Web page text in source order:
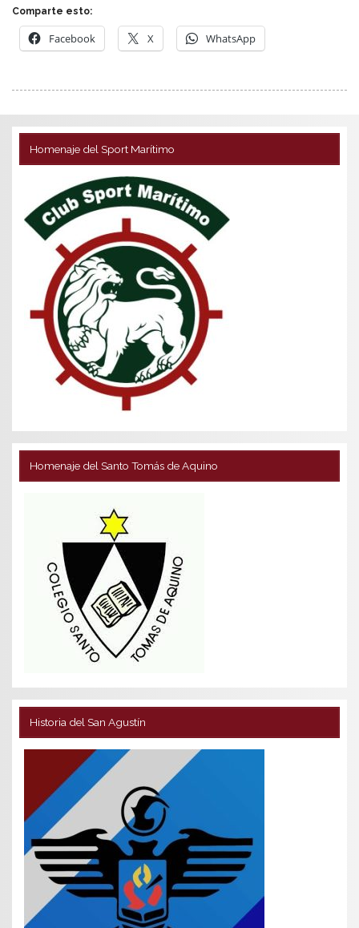
Comparte esto:
Facebook X WhatsApp
Homenaje del Sport Marítimo
Homenaje del Santo Tomás de Aquino
Historia del San Agustín